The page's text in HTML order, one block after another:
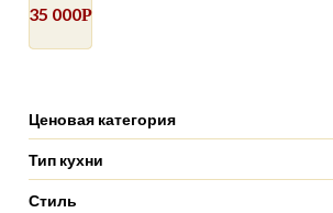
35 000Р
Ценовая категория
Тип кухни
Стиль